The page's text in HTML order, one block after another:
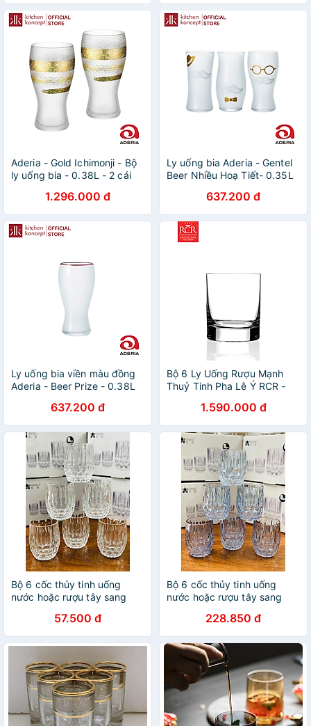
Aderia - Gold Ichimonji - Bộ
ly uống bia - 0.38L - 2 cái
1.296.000 đ
Ly uống bia Aderia - Gentel
Beer Nhiều Hoạ Tiết- 0.35L
637.200 đ
Ly uống bia viền màu đồng
Aderia - Beer Prize - 0.38L
637.200 đ
Bộ 6 Ly Uống Rượu Mạnh
Thuỷ Tinh Pha Lê Ý RCR -
1.590.000 đ
Bộ 6 cốc thủy tinh uống
nước hoặc rượu tây sang
57.500 đ
Bộ 6 cốc thủy tinh uống
nước hoặc rượu tây sang
228.850 đ